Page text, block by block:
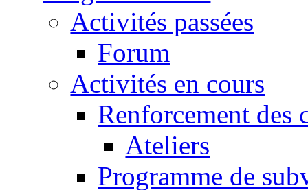
Activités passées
Forum
Activités en cours
Renforcement des
Ateliers
Programme de